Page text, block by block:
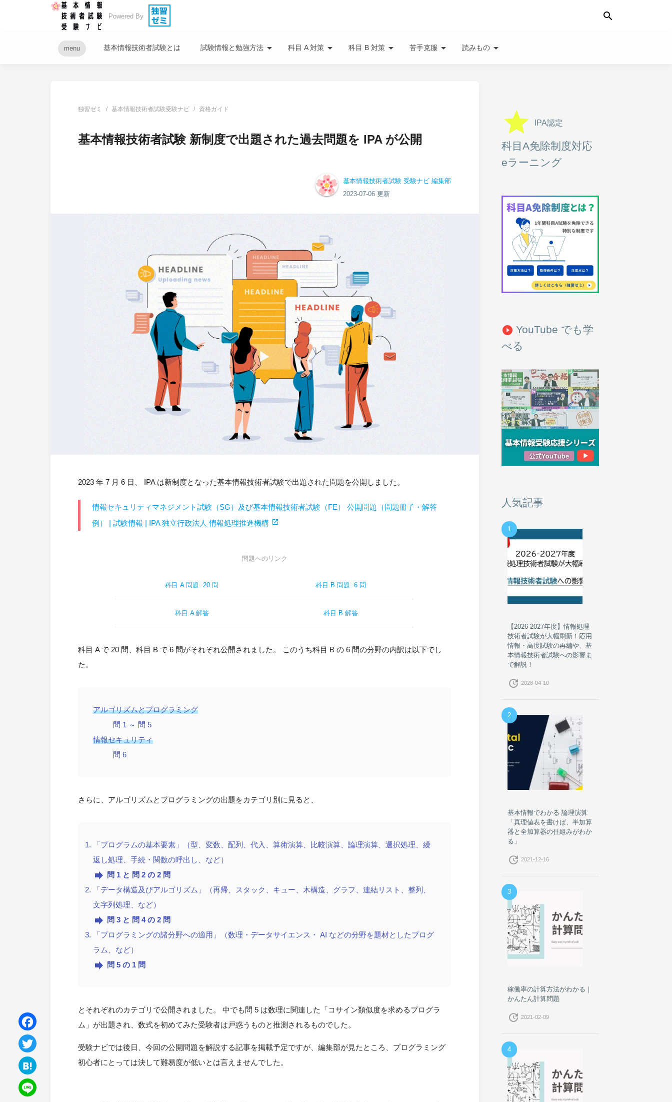
Powered By search
menu 基本情報技術者試験とは 試験情報と勉強方法arrow_drop_down 科目 A 対策arrow_drop_down 科目 B 対策arrow_drop_down 苦手克服arrow_drop_down 読みものarrow_drop_down
独習ゼミ 基本情報技術者試験受験ナビ 資格ガイド
基本情報技術者試験 新制度で出題された過去問題を IPA が公開
基本情報技術者試験 受験ナビ 編集部
2023-07-06 更新
2023 年 7 月 6 日、 IPA は新制度となった基本情報技術者試験で出題された問題を公開しました。
情報セキュリティマネジメント試験（SG）及び基本情報技術者試験（FE） 公開問題（問題冊子・解答
例） | 試験情報 | IPA 独立行政法人 情報処理推進機構
問題へのリンク
科目 A 問題: 20 問 科目 B 問題: 6 問
科目 A 解答 科目 B 解答
科目 A で 20 問、科目 B で 6 問がそれぞれ公開されました。 このうち科目 B の 6 問の分野の内訳は以下でし
た。
アルゴリズムとプログラミング
問 1 ～ 問 5
情報セキュリティ
問 6
さらに、アルゴリズムとプログラミングの出題をカテゴリ別に見ると、
「プログラムの基本要素」（型、変数、配列、代入、算術演算、比較演算、論理演算、選択処理、繰
返し処理、手続・関数の呼出し、など）
forward 問 1 と 問 2 の 2 問
「データ構造及びアルゴリズム」（再帰、スタック、キュー、木構造、グラフ、連結リスト、整列、
文字列処理、など）
forward 問 3 と 問 4 の 2 問
「プログラミングの諸分野への適用」（数理・データサイエンス・ AI などの分野を題材としたプログ
ラム、など）
forward 問 5 の 1 問
とそれぞれのカテゴリで公開されました。 中でも問 5 は数理に関連した「コサイン類似度を求めるプログラ
ム」が出題され、数式を初めてみた受験者は戸惑うものと推測されるものでした。
受験ナビでは後日、今回の公開問題を解説する記事を掲載予定ですが、編集部が見たところ、プログラミング
初心者にとっては決して難易度が低いとは言えませんでした。
Facebook
Twitter
Hatena
grade IPA認定
科目A免除制度対応
eラーニング
play_circle_filled YouTube でも学
べる
人気記事
1
【2026-2027年度】情報処理
技術者試験が大幅刷新！応用
情報・高度試験の再編や、基
本情報技術者試験への影響ま
で解説！
update 2026-04-10
2
基本情報でわかる 論理演算
「真理値表を書けば、半加算
器と全加算器の仕組みがわか
る」
update 2021-12-16
3
稼働率の計算方法がわかる｜
かんたん計算問題
update 2021-02-09
4